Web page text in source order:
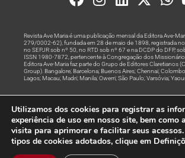
Revista Ave Maria é uma publicação mensal da Editora Ave-
279/0002-62), fundada em 28 de maio de 1898, registrada no
no SEPJR sob nº 50, no RTD sob nº 67 e na DCDP do DFP,
ISSN 1980-7872, pertencente à Congregação dos
Editora Ave-Maria faz parte do Grupo de Editores Claretianos
Group). Bangalore; Barcelona; Buenos Aires; Chennai;
Lagos; Macau; Madri; Manila; Owerri; São Paulo; Varsóvia;
Rede
© Todos os Direitos Reservados
Utilizamos dos cookies para registrar as
experiência de uso em nosso site, bem como
visita para aprimorar e facilitar seus
tipos de cookies adotados, clique em